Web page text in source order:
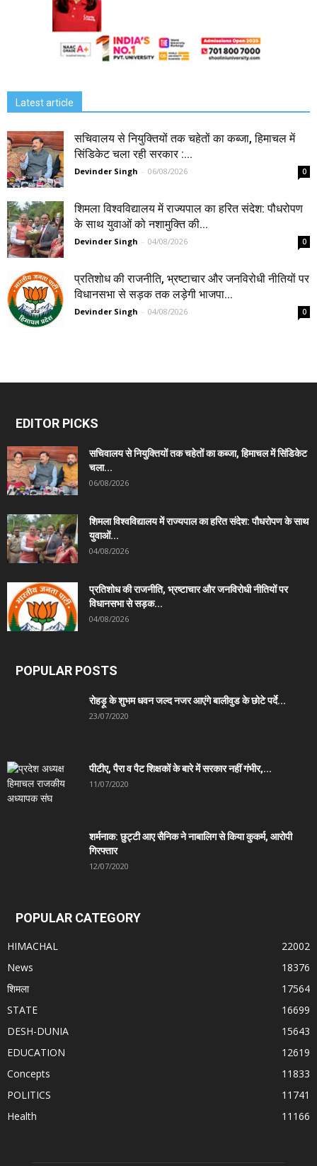
Latest article
सचिवालय से नियुक्तियों तक चहेतों का कब्जा, हिमाचल में
सिंडिकेट चला रही सरकार :...
Devinder Singh - 06/08/2026 0
शिमला विश्वविद्यालय में राज्यपाल का हरित संदेश: पौधरोपण
के साथ युवाओं को नशामुक्ति की...
Devinder Singh - 04/08/2026 0
प्रतिशोध की राजनीति, भ्रष्टाचार और जनविरोधी नीतियों पर
विधानसभा से सड़क तक लड़ेगी भाजपा...
Devinder Singh - 04/08/2026 0
EDITOR PICKS
सचिवालय से नियुक्तियों तक चहेतों का कब्जा, हिमाचल में सिंडिकेट
चला...
06/08/2026
शिमला विश्वविद्यालय में राज्यपाल का हरित संदेश: पौधरोपण के साथ
युवाओं...
04/08/2026
प्रतिशोध की राजनीति, भ्रष्टाचार और जनविरोधी नीतियों पर
विधानसभा से सड़क...
04/08/2026
POPULAR POSTS
रोहड़ू के शुभम धवन जल्द नजर आएंगे बालीवुड के छोटे पर्दे...
23/07/2020
पीटीए, पैरा व पैट शिक्षकों के बारे में सरकार नहीं गंभीर,...
11/07/2020
शर्मनाक: छुट्टी आए सैनिक ने नाबालिग से किया कुकर्म, आरोपी
गिरफ्तार
12/07/2020
POPULAR CATEGORY
HIMACHAL
22002
News
18376
शिमला
17564
STATE
16699
DESH-DUNIA
15643
EDUCATION
12619
Concepts
11833
POLITICS
11741
Health
11166